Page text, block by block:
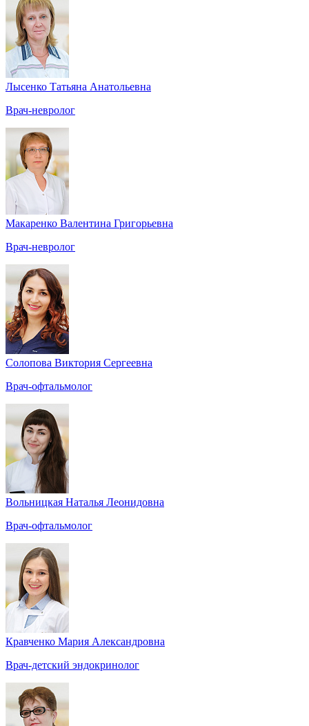
Лысенко Татьяна Анатольевна
Врач-невролог
Макаренко Валентина Григорьевна
Врач-невролог
Солопова Виктория Сергеевна
Врач-офтальмолог
Вольницкая Наталья Леонидовна
Врач-офтальмолог
Кравченко Мария Александровна
Врач-детский эндокринолог